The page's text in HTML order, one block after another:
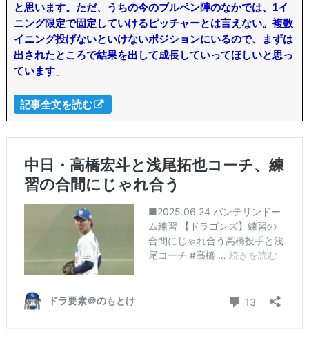
と思います。ただ、うちの今のブルペン陣のなかでは、1イ
ニング限定で固定していけるピッチャーとは言えない。複数
イニング投げないといけないポジションにいるので、まずは
出されたところで結果を出して成長していってほしいと思っ
ています」
記事全文を読む